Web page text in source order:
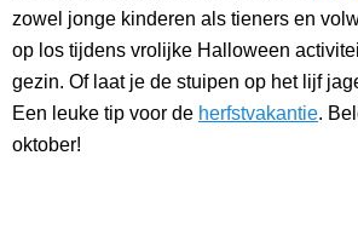
zowel jonge kinderen als tieners en
op los tijdens vrolijke Halloween
gezin. Of laat je de stuipen op het lijf
Een leuke tip voor de herfstvakantie.
oktober!